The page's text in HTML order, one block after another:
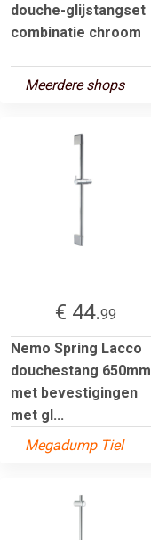
douche-glijstangset
combinatie chroom
Meerdere shops
€ 44.99
Nemo Spring Lacco
douchestang 650mm
met bevestigingen
met gl...
Megadump Tiel